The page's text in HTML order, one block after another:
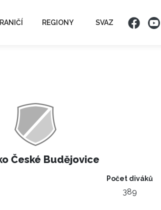
REGIONY SVAZ
České Budějovice
Počet diváků
389